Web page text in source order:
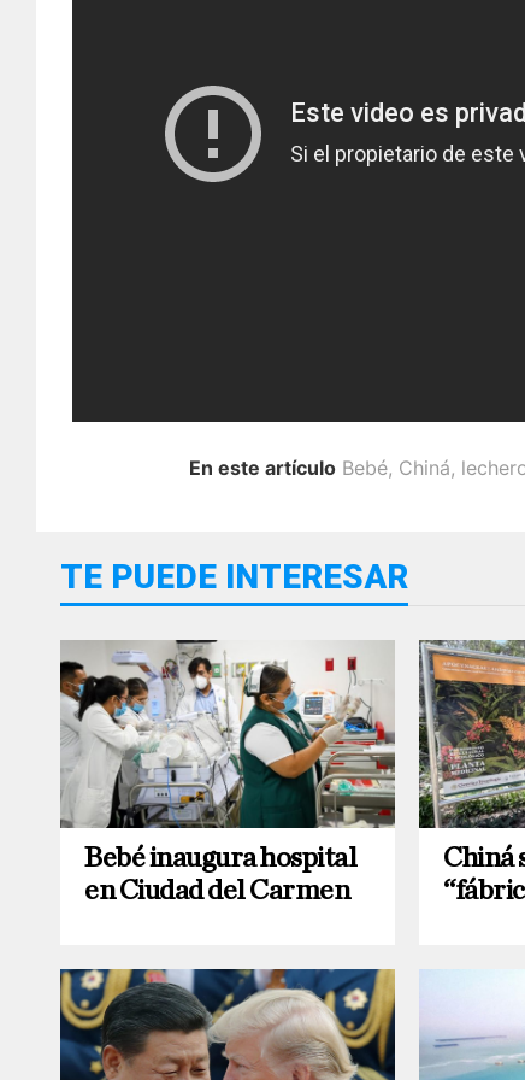
una madre estaba atrapada en
Sin dudarlo acudió al rescate.
Gang se subió al balcón del
techo de la entrada del edificio
alcanzar al pequeño.
Cuando la madre pretendía
envuelto se abrió y dejó caer al
Posteriormente, ayudaron a la
humeante, y quien de acuerdo a
En este artículo Bebé, Chiná,
TE PUEDE INTERESAR
Bebé inaugura hospital
en Ciudad del Carmen
Chiná